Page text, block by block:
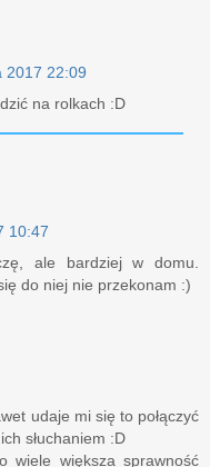
2017 22:09
na rolkach :D
10:47
ale bardziej w domu.
do niej nie przekonam :)
udaje mi się to połączyć
słuchaniem :D
wiele większa sprawność